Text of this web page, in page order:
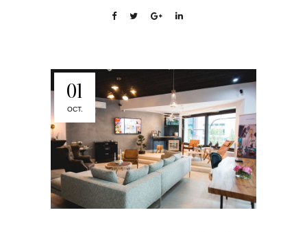
01
OCT.